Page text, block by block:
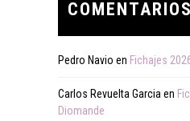
Pedro Navio en Fichajes
Carlos Revuelta Garcia en
Diomande